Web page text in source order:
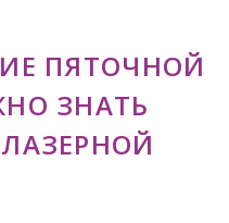
ПЯТОЧНОЙ
ЗНАТЬ